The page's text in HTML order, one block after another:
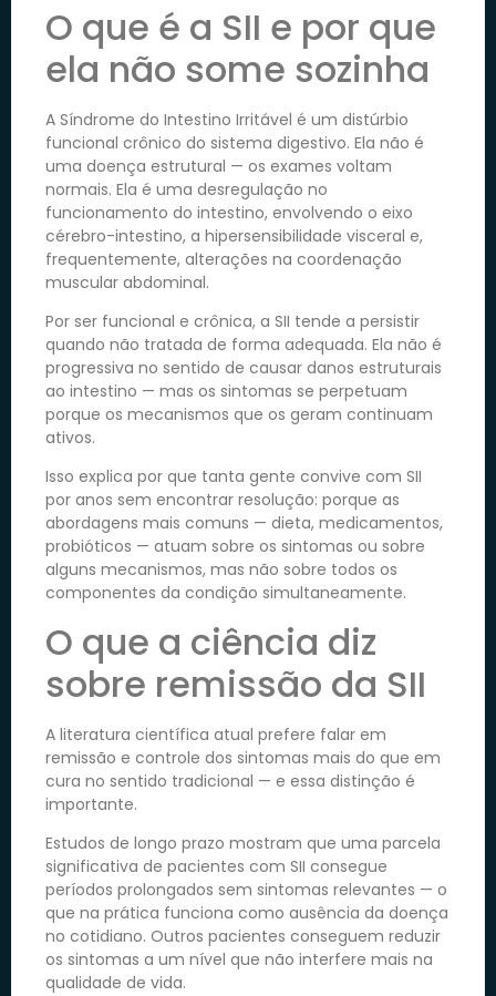
O que é a SII e por que
ela não some sozinha
A Síndrome do Intestino Irritável é um distúrbio
funcional crônico do sistema digestivo. Ela não é
uma doença estrutural — os exames voltam
normais. Ela é uma desregulação no
funcionamento do intestino, envolvendo o eixo
cérebro-intestino, a hipersensibilidade visceral e,
frequentemente, alterações na coordenação
muscular abdominal.
Por ser funcional e crônica, a SII tende a persistir
quando não tratada de forma adequada. Ela não é
progressiva no sentido de causar danos estruturais
ao intestino — mas os sintomas se perpetuam
porque os mecanismos que os geram continuam
ativos.
Isso explica por que tanta gente convive com SII
por anos sem encontrar resolução: porque as
abordagens mais comuns — dieta, medicamentos,
probióticos — atuam sobre os sintomas ou sobre
alguns mecanismos, mas não sobre todos os
componentes da condição simultaneamente.
O que a ciência diz
sobre remissão da SII
A literatura científica atual prefere falar em
remissão e controle dos sintomas mais do que em
cura no sentido tradicional — e essa distinção é
importante.
Estudos de longo prazo mostram que uma parcela
significativa de pacientes com SII consegue
períodos prolongados sem sintomas relevantes — o
que na prática funciona como ausência da doença
no cotidiano. Outros pacientes conseguem reduzir
os sintomas a um nível que não interfere mais na
qualidade de vida.